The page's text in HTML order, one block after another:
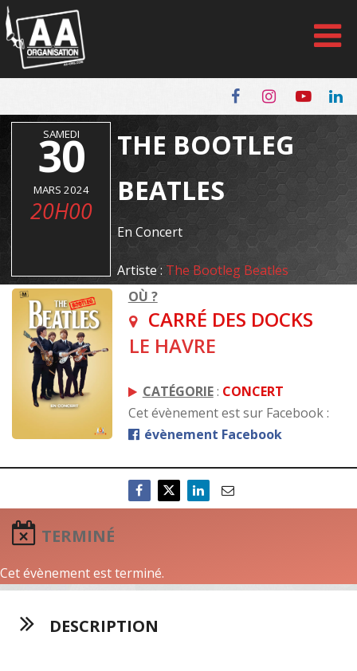
Panneau de gestion des cookies
SAMEDI
30
MARS 2024
20H00
THE BOOTLEG
BEATLES
En Concert
Artiste : The Bootleg Beatles
OÙ ?
CARRÉ DES DOCKS
LE HAVRE
CATÉGORIE: CONCERT
Cet évènement est sur Facebook :
évènement Facebook
TERMINÉ
Cet évènement est terminé.
DESCRIPTION